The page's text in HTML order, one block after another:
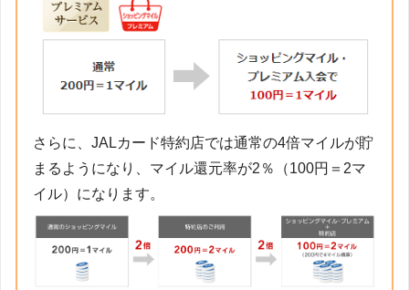
さらに、JALカード特約店では通常の4倍マイルが貯
まるようになり、マイル還元率が2％（100円＝2マ
イル）になります。